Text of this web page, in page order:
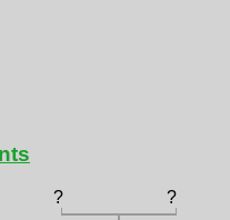
?
?